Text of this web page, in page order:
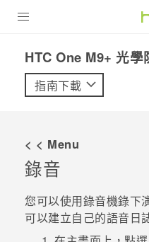
VIVE
配件
優惠專區
HTC One M9+ 光
指南下載
< < Menu
錄音
您可以使用錄音機錄下
可以建立自己的語音日